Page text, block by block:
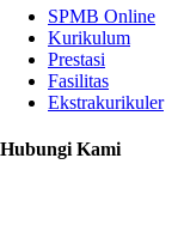
SPMB Online
Kurikulum
Prestasi
Fasilitas
Ekstrakurikuler
Hubungi Kami